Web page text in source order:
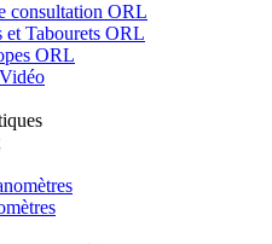
consultation ORL
et Tabourets ORL
ORL